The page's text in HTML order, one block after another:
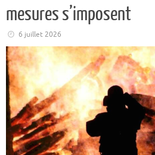
mesures s’imposent
6 juillet 2026